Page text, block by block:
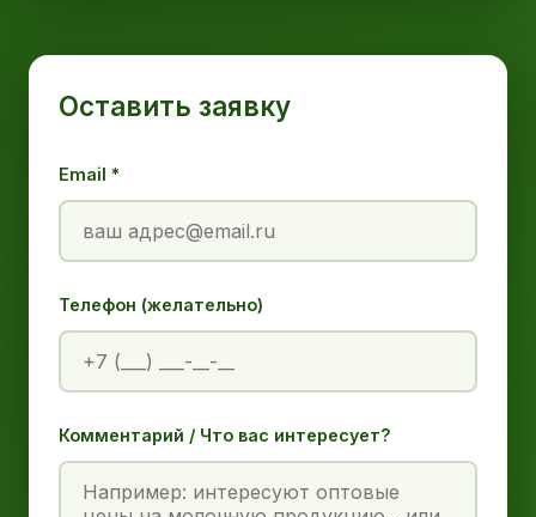
Оставить заявку
Email *
Телефон (желательно)
Комментарий / Что вас интересует?